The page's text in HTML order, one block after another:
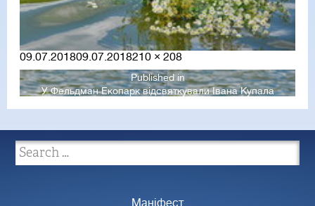
Posted
on
09.07.201809.07.2018Full
size
210 × 208
Published in
У Фельдман Екопарк відсвяткували Івана Купала
Маніфест